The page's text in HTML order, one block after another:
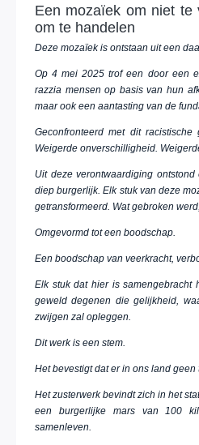
Een mozaïek om niet te
om te handelen
Deze mozaïek is ontstaan uit een
Op 4 mei 2025 trof een door een
razzia mensen op basis van hun
maar ook een aantasting van de
Geconfronteerd met dit
Weigerde onverschilligheid.
Uit deze verontwaardiging
diep burgerlijk. Elk stuk van deze
getransformeerd. Wat gebroken
Omgevormd tot een boodschap.
Een boodschap van veerkracht,
Elk stuk dat hier is samengebracht
geweld degenen die gelijkheid,
zwijgen zal opleggen.
Dit werk is een stem.
Het bevestigt dat er in ons land
Het zusterwerk bevindt zich in het
een burgerlijke mars van 100
samenleven.